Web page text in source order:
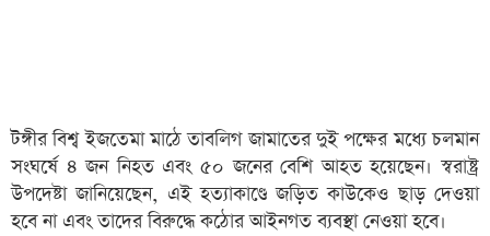
টঙ্গীর বিশ্ব ইজতেমা মাঠে তাবলিগ জামাতের দুই পক্ষের মধ্যে চলমান
সংঘর্ষে ৪ জন নিহত এবং ৫০ জনের বেশি আহত হয়েছেন। স্বরাষ্ট্র
উপদেষ্টা জানিয়েছেন, এই হত্যাকাণ্ডে জড়িত কাউকেও ছাড় দেওয়া
হবে না এবং তাদের বিরুদ্ধে কঠোর আইনগত ব্যবস্থা নেওয়া হবে।